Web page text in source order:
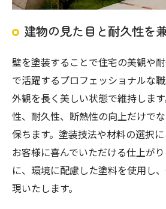
建物の見た目と耐久性を
壁を塗装することで住宅の美観や
で活躍するプロフェッショナルな
外観を長く美しい状態で維持しま
性、耐久性、断熱性の向上だけで
保ちます。塗装技法や材料の選択
お客様に喜んでいただける仕上が
に、環境に配慮した塗料を使用し
現いたします。